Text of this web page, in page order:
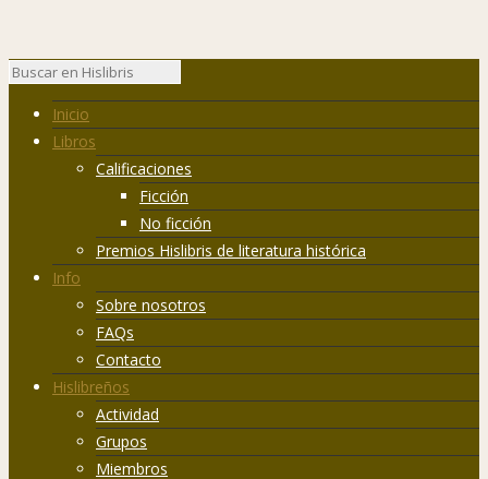
Inicio
Libros
Calificaciones
Ficción
No ficción
Premios Hislibris de literatura histórica
Info
Sobre nosotros
FAQs
Contacto
Hislibreños
Actividad
Grupos
Miembros